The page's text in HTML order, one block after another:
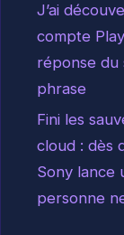
J’ai
compte
réponse du
phrase
Fini les
cloud : dès
Sony lance
personne